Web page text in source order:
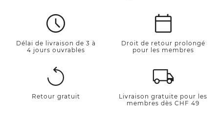
Délai de livraison de 3 à
4 jours ouvrables
Droit de retour prolongé
pour les membres
Retour gratuit
Livraison gratuite pour les
membres dès CHF 49